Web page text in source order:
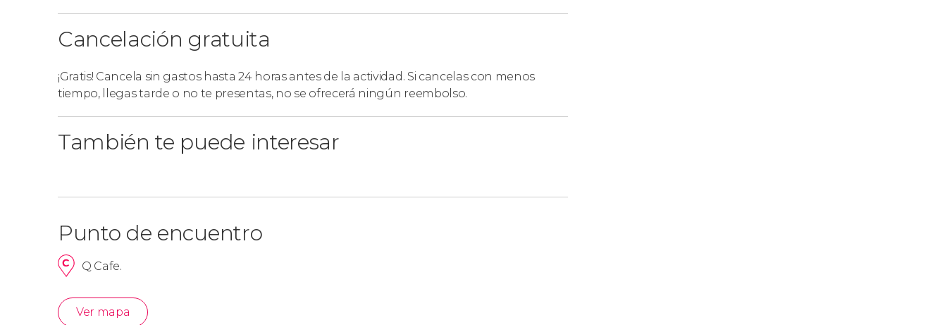
Cancelación gratuita
¡Gratis! Cancela sin gastos hasta 24 horas antes de la actividad. Si cancelas con menos
tiempo, llegas tarde o no te presentas, no se ofrecerá ningún reembolso.
También te puede interesar
Punto de encuentro
Q Cafe.
Ver mapa